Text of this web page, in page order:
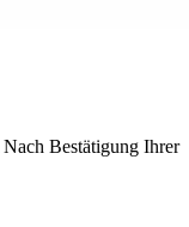
Nach Bestätigung Ihrer